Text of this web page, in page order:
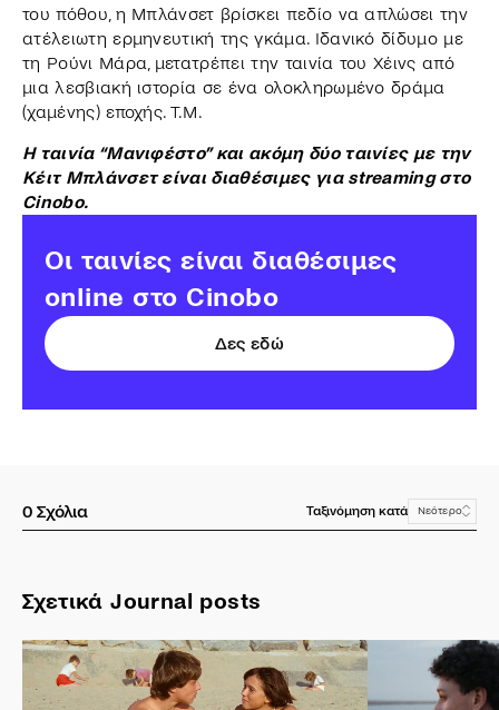
του πόθου, η Μπλάνσετ βρίσκει πεδίο να απλώσει την
ατέλειωτη ερμηνευτική της γκάμα. Ιδανικό δίδυμο με
τη Ρούνι Μάρα, μετατρέπει την ταινία του Χέινς από
μια λεσβιακή ιστορία σε ένα ολοκληρωμένο δράμα
(χαμένης) εποχής. Τ.Μ.
Η ταινία “Μανιφέστο” και ακόμη δύο ταινίες με την
Κέιτ Μπλάνσετ είναι διαθέσιμες για streaming στο
Cinobo.
Οι ταινίες είναι διαθέσιμες
online στο Cinobo
Δες εδώ
0 Σχόλια Ταξινόμηση κατά Νεότερο
Σχετικά Journal posts